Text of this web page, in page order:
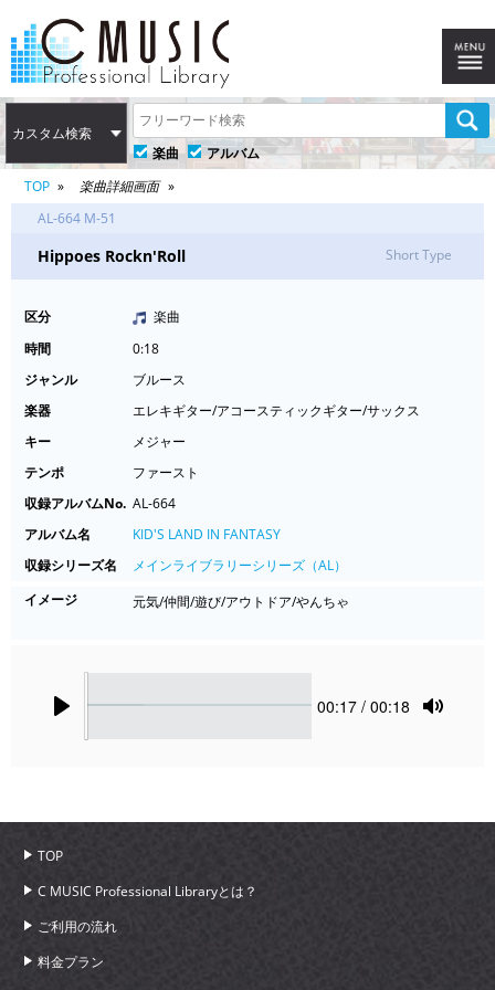
カスタム検索
楽曲
アルバム
TOP
楽曲詳細画面
AL-664 M-51
Hippoes Rockn'Roll Short Type
区分
楽曲
時間
0:18
ジャンル
ブルース
楽器
エレキギター/アコースティックギター/サックス
キー
メジャー
テンポ
ファースト
収録アルバムNo. AL-664
アルバム名
KID'S LAND IN FANTASY
収録シリーズ名
メインライブラリーシリーズ（AL）
イメージ
元気/仲間/遊び/アウトドア/やんちゃ
Current
00:17 / 00:18
TOP
C MUSIC Professional Libraryとは？
ご利用の流れ
料金プラン